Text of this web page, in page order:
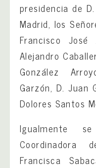
presidencia de
Madrid, los
Francisco José
Alejandro
González
Garzón, D. Juan
Dolores Santos
Igualmente
Coordinadora
Francisca